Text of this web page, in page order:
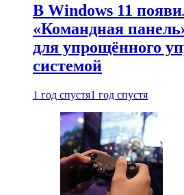
В Windows 11
«Командная
для упрощённого
системой
1 год спустя1 год спустя